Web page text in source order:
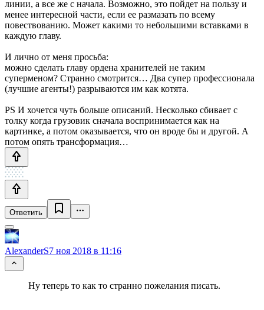
линии, а все же с начала. Возможно, это пойдет на пользу и
менее интересной части, если ее размазать по всему
повествованию. Может какими то небольшими вставками в
каждую главу.
И лично от меня просьба:
можно сделать главу ордена хранителей не таким
суперменом? Странно смотрится… Два супер профессионала
(лучшие агенты!) разрываются им как котята.
PS И хочется чуть больше описаний. Несколько сбивает с
толку когда грузовик сначала воспринимается как на
картинке, а потом оказывается, что он вроде бы и другой. А
потом опять трансформация…
Ответить
AlexanderS7 ноя 2018 в 11:16
Ну теперь то как то странно пожелания писать.